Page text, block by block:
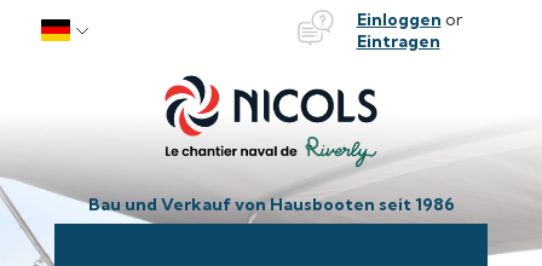
Skip to content
Bateaux Nicols Einloggen or
Eintragen
Bau und Verkauf von Hausbooten seit 1986